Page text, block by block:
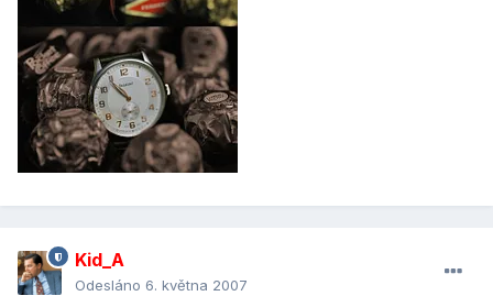
Kid_A
Odesláno 6. května 2007